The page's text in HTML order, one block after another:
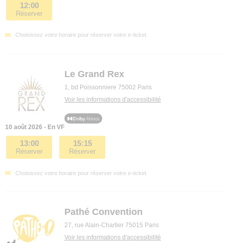
12:00
Réserver
Choisissez votre horaire pour réserver votre e-ticket.
Le Grand Rex
1, bd Poissonniere 75002 Paris
Voir les informations d'accessibilité
10 août 2026 - En VF
13:00
Réserver
15:15
Réserver
Choisissez votre horaire pour réserver votre e-ticket.
Pathé Convention
27, rue Alain-Chartier 75015 Paris
Voir les informations d'accessibilité